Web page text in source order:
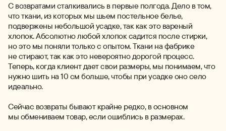
С возвратами сталкивались в первые полгода. Дело в том,
что ткани, из которых мы шьем постельное белье,
подвержены небольшой усадке, так как это вареный
хлопок. Абсолютно любой хлопок садится после стирки,
но это мы поняли только с опытом. Ткани на фабрике
не стирают, так как это невероятно дорогой процесс.
Теперь, когда клиент дает свои размеры, мы понимаем, что
нужно шить на 10 см больше, чтобы при усадке оно село
идеально.
Сейчас возвраты бывают крайне редко, в основном
мы обмениваем товар, если ошиблись в размерах.